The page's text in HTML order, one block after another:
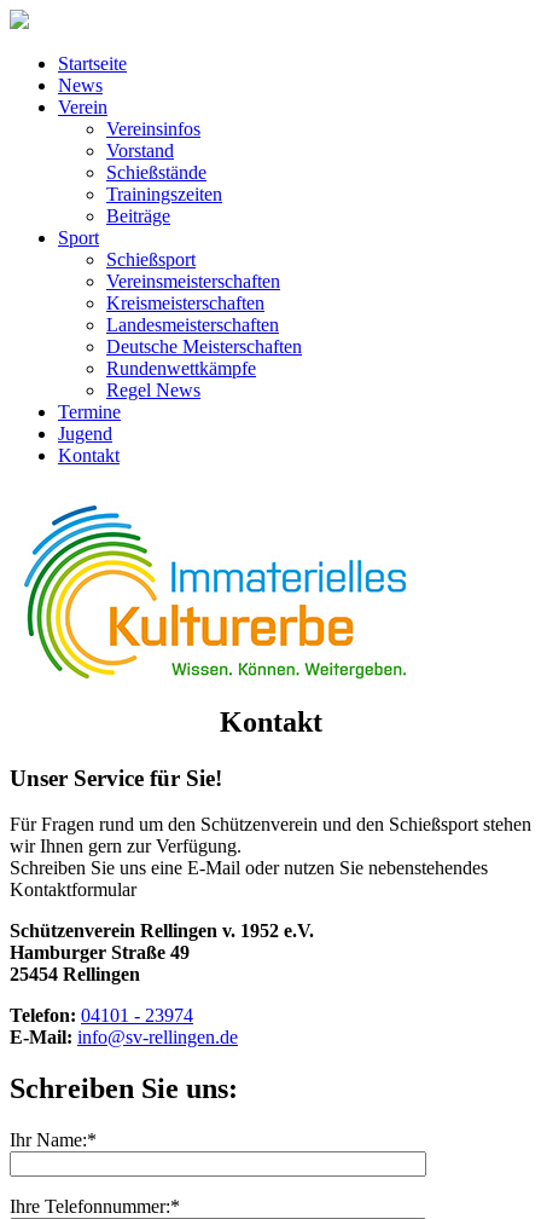
Startseite
News
Verein
Vereinsinfos
Vorstand
Schießstände
Trainingszeiten
Beiträge
Sport
Schießsport
Vereinsmeisterschaften
Kreismeisterschaften
Landesmeisterschaften
Deutsche Meisterschaften
Rundenwettkämpfe
Regel News
Termine
Jugend
Kontakt
Kontakt
Unser Service für Sie!
Für Fragen rund um den Schützenverein und den Schießsport stehen
wir Ihnen gern zur Verfügung.
Schreiben Sie uns eine E-Mail oder nutzen Sie nebenstehendes
Kontaktformular
Schützenverein Rellingen v. 1952 e.V.
Hamburger Straße 49
25454 Rellingen
Telefon: 04101 - 23974
E-Mail: info@sv-rellingen.de
Schreiben Sie uns:
Ihr Name:*
Ihre Telefonnummer:*